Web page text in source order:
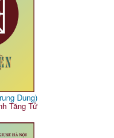
Dung)
Tăng Tử